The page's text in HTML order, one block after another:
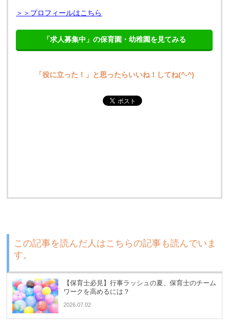
＞＞プロフィールはこちら
「求人募集中」の保育園・幼稚園を見てみる
「役に立った！」と思ったらいいね！してね(^-^)
この記事を読んだ人はこちらの記事も読んでいま
す。
【保育士必見】行事ラッシュの夏、保育士のチーム
ワークを高めるには？
2026.07.02